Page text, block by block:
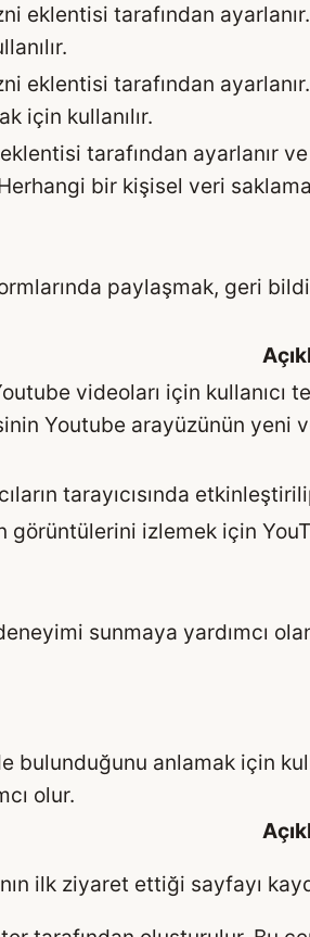
eklentisi tarafından
eklentisi tarafından
için kullanılır.
tarafından ayarlanır
bir kişisel veri
paylaşmak, geri
videoları için
Youtube arayüzünün yeni
tarayıcısında
görüntülerini izlemek için
sunmaya yardımcı
anlamak için
olur.
ilk ziyaret ettiği sayfayı